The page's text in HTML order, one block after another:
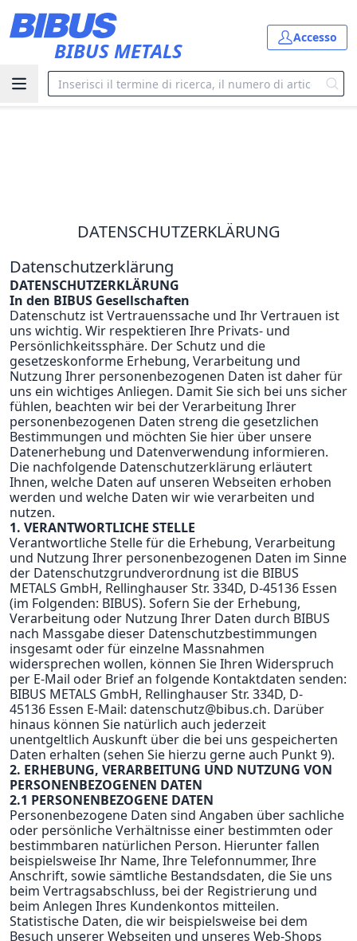
BIBUS METALS
Accesso
DATENSCHUTZERKLÄRUNG
Datenschutzerklärung
DATENSCHUTZERKLÄRUNG
In den BIBUS Gesellschaften
Datenschutz ist Vertrauenssache und Ihr Vertrauen ist
uns wichtig. Wir respektieren Ihre Privats- und
Persönlichkeitssphäre. Der Schutz und die
gesetzeskonforme Erhebung, Verarbeitung und
Nutzung Ihrer personenbezogenen Daten ist daher für
uns ein wichtiges Anliegen. Damit Sie sich bei uns sicher
fühlen, beachten wir bei der Verarbeitung Ihrer
personenbezogenen Daten streng die gesetzlichen
Bestimmungen und möchten Sie hier über unsere
Datenerhebung und Datenverwendung informieren.
Die nachfolgende Datenschutzerklärung erläutert
Ihnen, welche Daten auf unseren Webseiten erhoben
werden und welche Daten wir wie verarbeiten und
nutzen.
1. VERANTWORTLICHE STELLE
Verantwortliche Stelle für die Erhebung, Verarbeitung
und Nutzung Ihrer personenbezogenen Daten im Sinne
der Datenschutzgrundverordnung ist die BIBUS
METALS GmbH, Rellinghauser Str. 334D, D-45136 Essen
(im Folgenden: BIBUS). Sofern Sie der Erhebung,
Verarbeitung oder Nutzung Ihrer Daten durch BIBUS
nach Massgabe dieser Datenschutzbestimmungen
insgesamt oder für einzelne Massnahmen
widersprechen wollen, können Sie Ihren Widerspruch
per E-Mail oder Brief an folgende Kontaktdaten senden:
BIBUS METALS GmbH, Rellinghauser Str. 334D, D-
45136 Essen E-Mail: datenschutz@bibus.ch. Darüber
hinaus können Sie natürlich auch jederzeit
unentgeltlich Auskunft über die bei uns gespeicherten
Daten erhalten (sehen Sie hierzu gerne auch Punkt 9).
2. ERHEBUNG, VERARBEITUNG UND NUTZUNG VON
PERSONENBEZOGENEN DATEN
2.1 PERSONENBEZOGENE DATEN
Personenbezogene Daten sind Angaben über sachliche
oder persönliche Verhältnisse einer bestimmten oder
bestimmbaren natürlichen Person. Hierunter fallen
beispielsweise Ihr Name, Ihre Telefonnummer, Ihre
Anschrift, sowie sämtliche Bestandsdaten, die Sie uns
beim Vertragsabschluss, bei der Registrierung und
beim Anlegen Ihres Kundenkontos mitteilen.
Statistische Daten, die wir beispielsweise bei dem
Besuch unserer Webseiten und unseres Web-Shops